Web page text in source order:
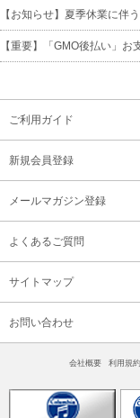
【お知らせ】夏季休業に伴
【重要】「GMO後払い」
ご利用ガイド
新規会員登録
メールマガジン登録
よくあるご質問
サイトマップ
お問い合わせ
会社概要 利用規約